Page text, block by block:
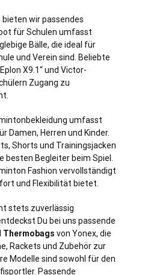
bieten wir passendes
für Schulen umfasst
Bälle, die ideal für
und Verein sind. Beliebte
X9.1“ und Victor-
Zugang zu
umfasst
Damen, Herren und Kinder.
Shorts und Trainingsjacken
besten Begleiter beim Spiel.
Fashion vervollständigt
und Flexibilität bietet.
stets zuverlässig
Du bei uns passende
Thermobags von Yonex, die
Rackets und Zubehör zur
Modelle sind sowohl für den
Passende